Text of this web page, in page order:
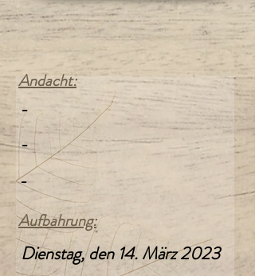
Andacht:
-
-
-
Aufbahrung:
Dienstag, den 14. März 2023